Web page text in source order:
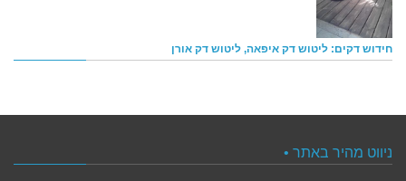
חידוש דקים: ליטוש דק איפאה, ליטוש דק אורן
ניווט מהיר באתר •